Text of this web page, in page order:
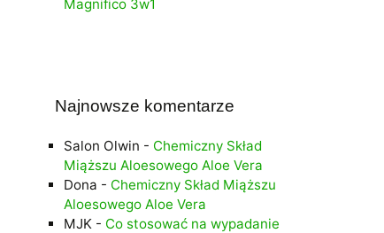
Magnifico 3w1
Najnowsze komentarze
Salon Olwin - Chemiczny Skład
Miąższu Aloesowego Aloe Vera
Dona - Chemiczny Skład Miąższu
Aloesowego Aloe Vera
MJK - Co stosować na wypadanie